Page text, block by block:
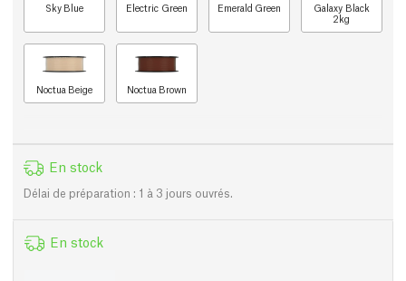
Sky Blue Electric Green Emerald Green
Galaxy Black
2kg
Noctua Beige Noctua Brown
En stock
Délai de préparation : 1 à 3 jours ouvrés.
En stock